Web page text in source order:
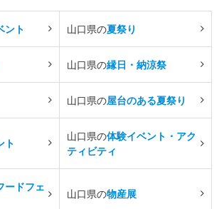
ント 山口県の夏祭り
山口県の縁日・納涼祭
山口県の屋台のある夏祭り
ト
山口県の体験イベント・アク
ティビティ
ードフェ
山口県の物産展